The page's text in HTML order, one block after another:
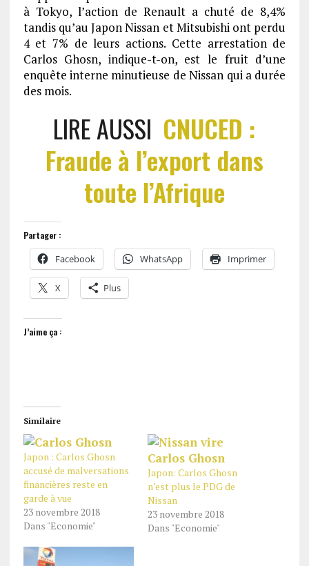
à Tokyo, l’action de Renault a chuté de 8,4%
tandis qu’au Japon Nissan et Mitsubishi ont perdu
4 et 7% de leurs actions. Cette arrestation de
Carlos Ghosn, indique-t-on, est le fruit d’une
enquête interne minutieuse de Nissan qui a durée
des mois.
LIRE AUSSI CNUCED :
Fraude à l’export dans
toute l’Afrique
Partager :
Facebook WhatsApp Imprimer
X Plus
J’aime ça :
Similaire
Japon : Carlos Ghosn
accusé de malversations
financières reste en
garde à vue
23 novembre 2018
Dans "Economie"
Japon: Carlos Ghosn
n’est plus le PDG de
Nissan
23 novembre 2018
Dans "Economie"